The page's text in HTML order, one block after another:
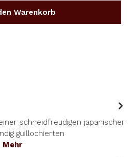
Warenkorb
schneidfreudigen japanischer
guillochierten
Mehr